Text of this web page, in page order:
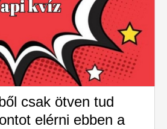
csak ötven tud
elérni ebben a